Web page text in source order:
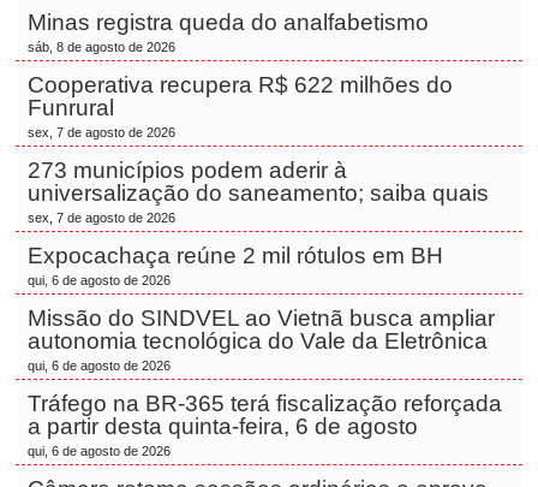
Minas registra queda do analfabetismo
sáb, 8 de agosto de 2026
Cooperativa recupera R$ 622 milhões do
Funrural
sex, 7 de agosto de 2026
273 municípios podem aderir à
universalização do saneamento; saiba quais
sex, 7 de agosto de 2026
Expocachaça reúne 2 mil rótulos em BH
qui, 6 de agosto de 2026
Missão do SINDVEL ao Vietnã busca ampliar
autonomia tecnológica do Vale da Eletrônica
qui, 6 de agosto de 2026
Tráfego na BR-365 terá fiscalização reforçada
a partir desta quinta-feira, 6 de agosto
qui, 6 de agosto de 2026